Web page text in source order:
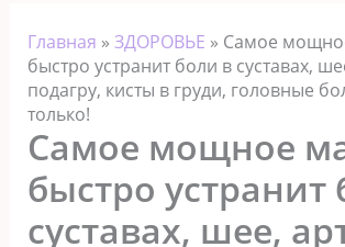
Главная » ЗДОРОВЬЕ » Самое
быстро устранит боли в суставах,
подагру, кисты в груди, головные
только!
Самое мощное
быстро устранит
суставах, шее,